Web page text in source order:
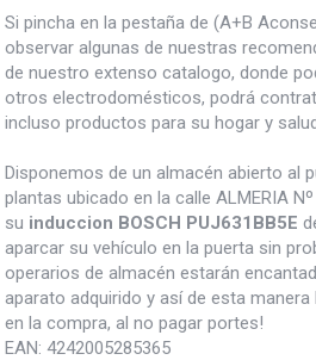
Si pincha en la pestaña de (A+B
observar algunas de nuestras
de nuestro extenso catalogo, donde
otros electrodomésticos, podrá
incluso productos para su hogar y
Disponemos de un almacén abierto al
plantas ubicado en la calle ALMERIA
su induccion BOSCH PUJ631BB5E
aparcar su vehículo en la puerta sin
operarios de almacén estarán
aparato adquirido y así de esta
en la compra, al no pagar portes!
EAN: 4242005285365